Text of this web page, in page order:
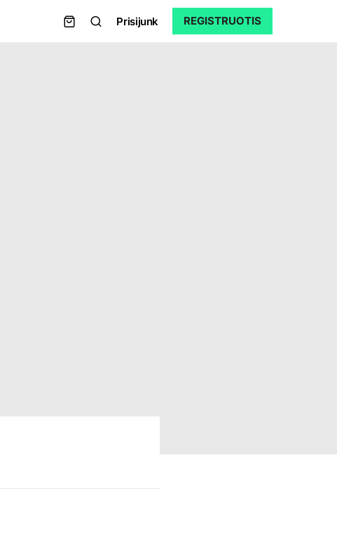
Prisijunk REGISTRUOTIS